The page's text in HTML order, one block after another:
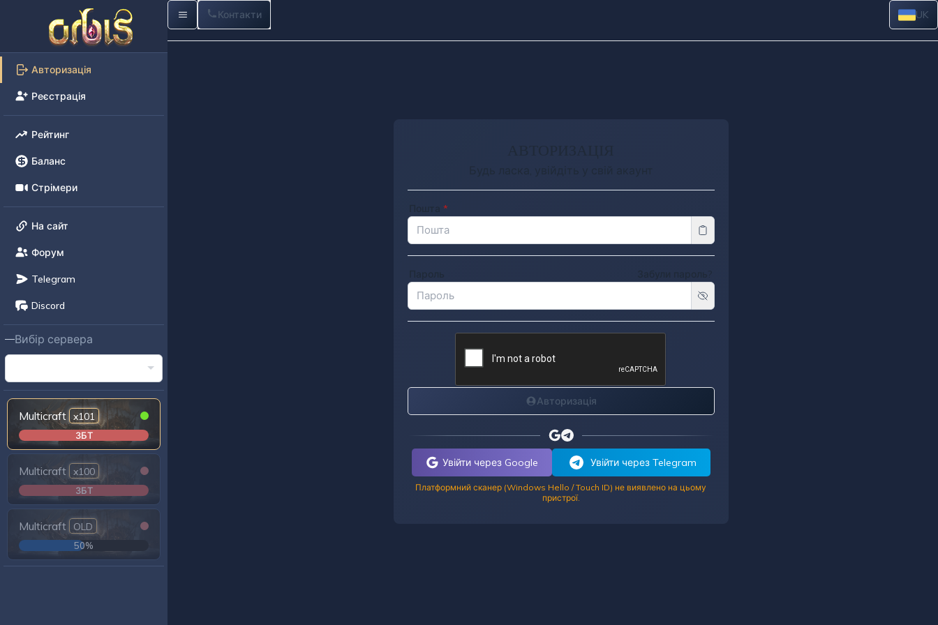
Авторизація
Реєстрація
Рейтинг
Баланс
Стрімери
На сайт
Форум
Telegram
Discord
Вибір сервера
Multicraft x101
ЗБТ
Multicraft x100
ЗБТ
Multicraft OLD
50%
Контакти UK
*
Авторизація
Увійти через Google Увійти через Telegram
Платформний сканер (Windows Hello / Touch ID) не виявлено на цьому
пристрої.